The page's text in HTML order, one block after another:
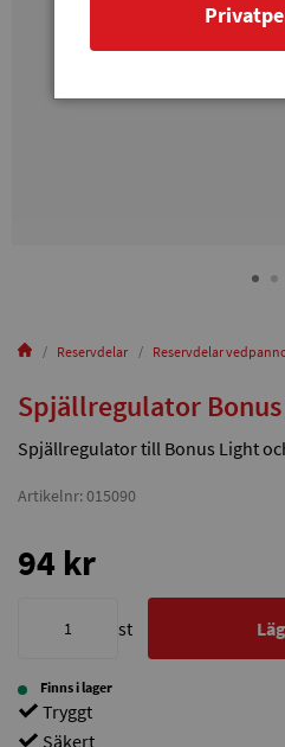
Reservdelar Reservdelar
Spjällregulator
Spjällregulator till Bonus Light
Artikelnr: 015090
94 kr
st
Finns i lager
Tryggt
Säkert